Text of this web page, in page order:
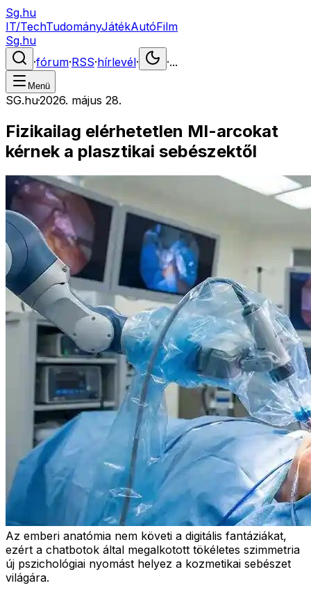
Sg.hu
IT/TechTudományJátékAutóFilm
Sg.hu
·fórum·RSS·hírlevél· ·...
Menü
SG.hu·2026. május 28.
Fizikailag elérhetetlen MI-arcokat
kérnek a plasztikai sebészektől
Az emberi anatómia nem követi a digitális fantáziákat,
ezért a chatbotok által megalkotott tökéletes szimmetria
új pszichológiai nyomást helyez a kozmetikai sebészet
világára.